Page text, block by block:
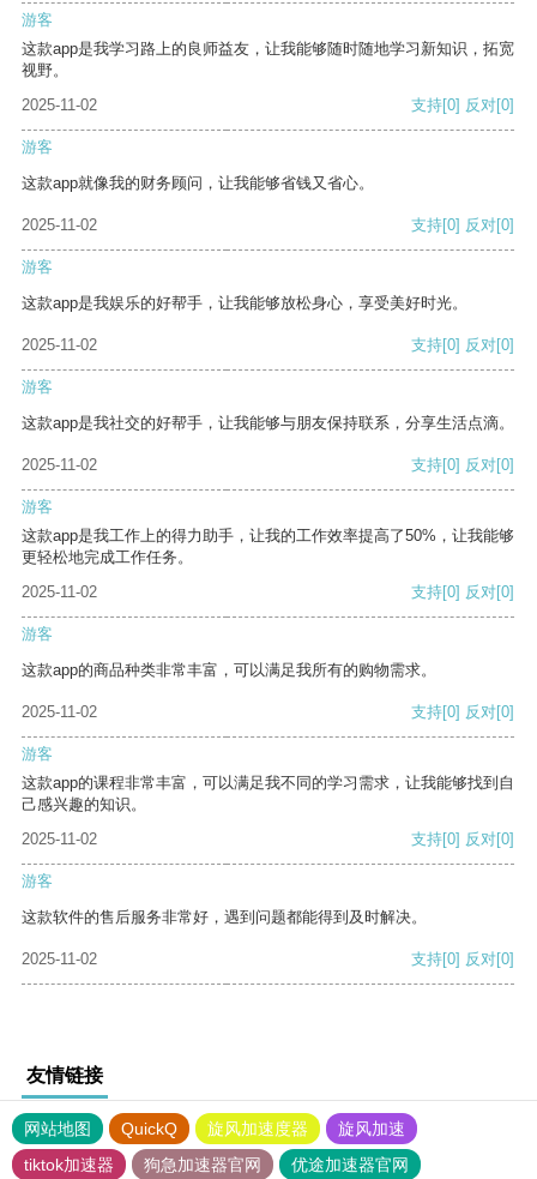
游客
这款app是我学习路上的良师益友，让我能够随时随地学习新知识，拓宽
视野。
2025-11-02
支持[0] 反对[0]
游客
这款app就像我的财务顾问，让我能够省钱又省心。
2025-11-02 支持[0] 反对[0]
游客
这款app是我娱乐的好帮手，让我能够放松身心，享受美好时光。
2025-11-02 支持[0] 反对[0]
游客
这款app是我社交的好帮手，让我能够与朋友保持联系，分享生活点滴。
2025-11-02 支持[0] 反对[0]
游客
这款app是我工作上的得力助手，让我的工作效率提高了50%，让我能够
更轻松地完成工作任务。
2025-11-02
支持[0] 反对[0]
游客
这款app的商品种类非常丰富，可以满足我所有的购物需求。
2025-11-02 支持[0] 反对[0]
游客
这款app的课程非常丰富，可以满足我不同的学习需求，让我能够找到自
己感兴趣的知识。
2025-11-02
支持[0] 反对[0]
游客
这款软件的售后服务非常好，遇到问题都能得到及时解决。
2025-11-02 支持[0] 反对[0]
友情链接
网站地图 QuickQ 旋风加速度器
旋风加速
tiktok加速器
狗急加速器官网 优途加速器官网